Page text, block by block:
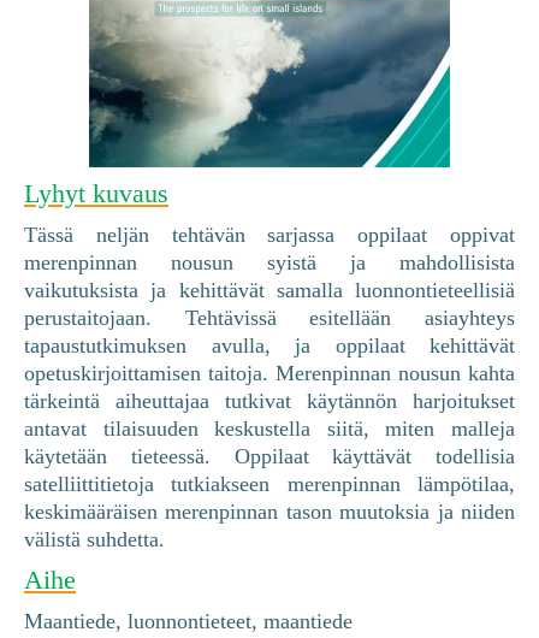
Lyhyt kuvaus
Tässä neljän tehtävän sarjassa oppilaat oppivat
merenpinnan nousun syistä ja mahdollisista
vaikutuksista ja kehittävät samalla luonnontieteellisiä
perustaitojaan. Tehtävissä esitellään asiayhteys
tapaustutkimuksen avulla, ja oppilaat kehittävät
opetuskirjoittamisen taitoja. Merenpinnan nousun kahta
tärkeintä aiheuttajaa tutkivat käytännön harjoitukset
antavat tilaisuuden keskustella siitä, miten malleja
käytetään tieteessä. Oppilaat käyttävät todellisia
satelliittitietoja tutkiakseen merenpinnan lämpötilaa,
keskimääräisen merenpinnan tason muutoksia ja niiden
välistä suhdetta.
Aihe
Maantiede, luonnontieteet, maantiede